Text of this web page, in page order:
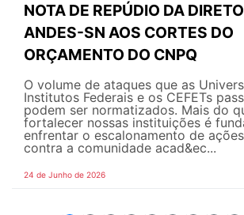
NOTA DE REPÚDIO DA
ANDES-SN AOS CORTES DO
ORÇAMENTO DO CNPQ
O volume de ataques que as
Institutos Federais e os CEFETs
podem ser normatizados. Mais do
fortalecer nossas instituições é
enfrentar o escalonamento de
contra a comunidade acad&ec...
24 de Junho de 2026